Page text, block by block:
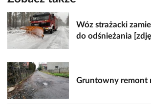
Wóz strażacki
do odśnieżania
Gruntowny remont